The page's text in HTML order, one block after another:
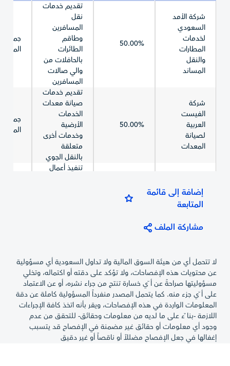
شركة الأمد
السعودي
لخدمات
المطارات
والنقل
المساند
50.00%
تقديم خدمات
نقل
المسافرين
وطاقم
الطائرات
بالحافلات من
والي صالات
المسافرين
جميع
شركة
الفيست
العربية
لصيانة
المعدات
50.00%
تقديم خدمات
صيانة معدات
الخدمات
الأرضية
وخدمات أخرى
متعلقة
بالنقل الجوي
جميع
المطارات
للتشغيل و
الصيانة
51.00%
تنفيذ أعمال
الأرضية
لخدمات
السفر
والسياحة
100.00%
وكالات السفر
وأنشطة
الخدمات
المتصلة
بالنقل الجوي
جميع
إضافة إلى قائمة
المتابعة
مشاركة الملف
لا تتحمل أي من هيئة السوق المالية ولا تداول السعودية أي مسؤولية
عن محتويات هذه الإفصاحات، ولا تؤكد على دقته أو اكتماله، وتخلي
مسؤوليتها صراحةً عن أ ّي خسارة تنتج من جراء نشره، أو عن الاعتماد
على أ ّي جزء منه. كما يتحمل المصدر منفرداً المسؤولية كاملة عن دقة
المعلومات الواردة في هذه الإفصاحات، ويقر بأنه اتخذ كافة الإجراءات
اللازمة -بنا ًء على ما لديه من معلومات وحقائق- للتحقق من عدم
وجود أي معلومات أو حقائق غير مضمنة في الإفصاح قد يتسبب
إغفالها في جعل الإفصاح مضللاً أو ناقصاً أو غير دقيق